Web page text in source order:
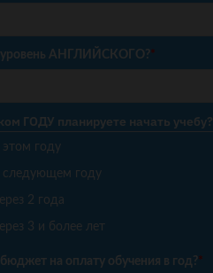
АНГЛИЙСКОГО?*
ГОДУ планируете начать учебу?
этом году
следующем году
2 года
3 и более лет
на оплату обучения в год?*